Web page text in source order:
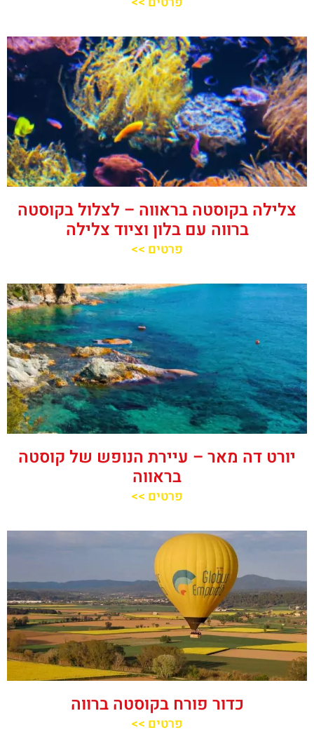
צלילה בקוסטה בראווה – לצלול בקוסטה
ברווה עם בלון וציוד צלילה
פרטים >>
יורט דה מאר – עיירת הנופש של קוסטה
בראווה
פרטים >>
כדור פורח בקוסטה ברווה
פרטים >>